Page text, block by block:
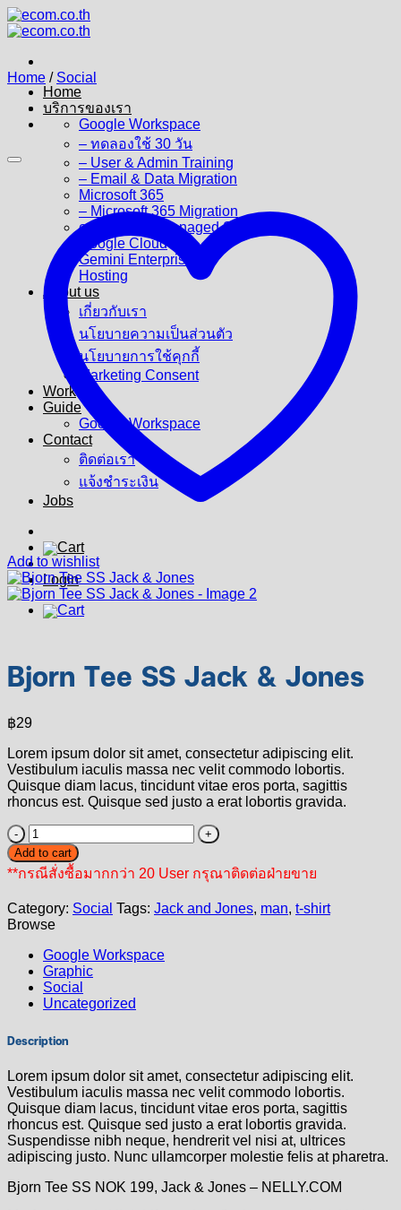
Skip
to
Home
บริการของเรา
Google Workspace
– ทดลองใช้ 30 วัน
– User & Admin Training
– Email & Data Migration
Microsoft 365
– Microsoft 365 Migration
ecom Cloud Managed Services
Google Cloud
Gemini Enterprise
Hosting
About us
เกี่ยวกับเรา
นโยบายความเป็นส่วนตัว
นโยบายการใช้คุกกี้
Marketing Consent
Work
Guide
Google Workspace
Contact
ติดต่อเรา
แจ้งชำระเงิน
Jobs
Login
Home / Social
Add to wishlist
Bjorn Tee SS Jack & Jones
฿29
Lorem ipsum dolor sit amet, consectetur adipiscing elit.
Vestibulum iaculis massa nec velit commodo lobortis.
Quisque diam lacus, tincidunt vitae eros porta, sagittis
rhoncus est. Quisque sed justo a erat lobortis gravida.
Bjorn
Tee
SS
Jack
Jones
quantity
Add to cart
**กรณีสั่งซื้อมากกว่า 20 User กรุณาติดต่อฝ่ายขาย
Category: Social Tags: Jack and Jones, man, t-shirt
Browse
Google Workspace
Graphic
Social
Uncategorized
Description
Lorem ipsum dolor sit amet, consectetur adipiscing elit.
Vestibulum iaculis massa nec velit commodo lobortis.
Quisque diam lacus, tincidunt vitae eros porta, sagittis
rhoncus est. Quisque sed justo a erat lobortis gravida.
Suspendisse nibh neque, hendrerit vel nisi at, ultrices
adipiscing justo. Nunc ullamcorper molestie felis at pharetra.
Bjorn Tee SS NOK 199, Jack & Jones – NELLY.COM